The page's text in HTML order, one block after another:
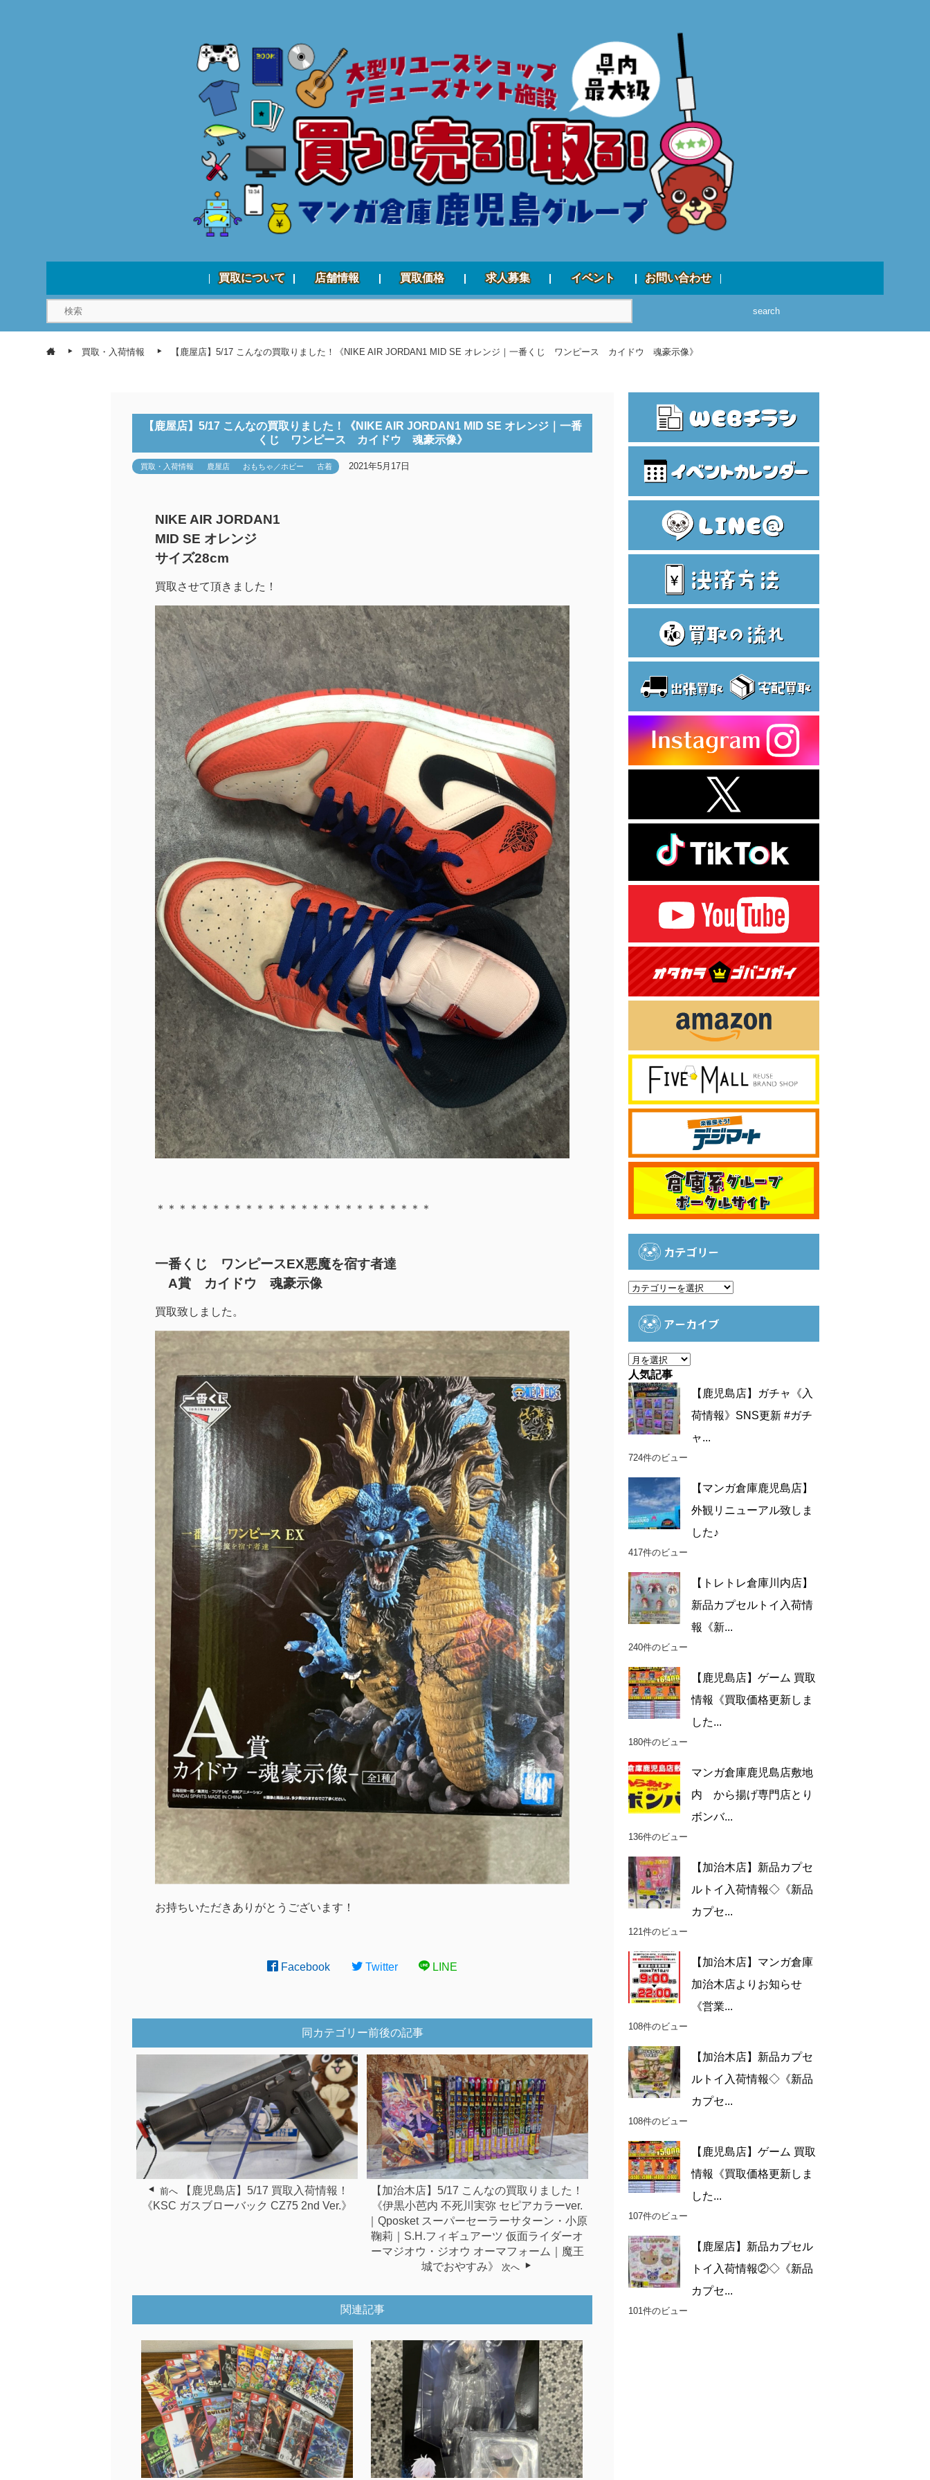
買取について 店舗情報 買取価格 求人募集 イベント お問い合わせ
search
買取・入荷情報 【鹿屋店】5/17 こんなの買取りました！《NIKE AIR JORDAN1 MID SE オレンジ｜一番くじ ワンピース カイドウ 魂豪示像》
【鹿屋店】5/17 こんなの買取りました！《NIKE AIR JORDAN1 MID SE オレンジ｜一番
くじ ワンピース カイドウ 魂豪示像》
買取・入荷情報 鹿屋店 おもちゃ／ホビー 古着 2021年5月17日
NIKE AIR JORDAN1
MID SE オレンジ
サイズ28cm
買取させて頂きました！
＊＊＊＊＊＊＊＊＊＊＊＊＊＊＊＊＊＊＊＊＊＊＊＊＊
一番くじ ワンピースEX悪魔を宿す者達
A賞 カイドウ 魂豪示像
買取致しました。
お持ちいただきありがとうございます！
Facebook Twitter LINE
同カテゴリー前後の記事
前へ
【鹿児島店】5/17 買取入荷情報！
《KSC ガスブローバック CZ75 2nd Ver.》
【加治木店】5/17 こんなの買取りました！
《伊黒小芭内 不死川実弥 セピアカラーver.
｜Qposket スーパーセーラーサターン・小原
鞠莉｜S.H.フィギュアーツ 仮面ライダーオ
ーマジオウ・ジオウ オーマフォーム｜魔王
城でおやすみ》
次へ
関連記事
カテゴリー
カ
アーカイブ
ア
ー
カ
イ
ブ
人気記事
【鹿児島店】ガチャ《入
荷情報》SNS更新 #ガチ
ャ...
724件のビュー
【マンガ倉庫鹿児島店】
外観リニューアル致しま
した♪
417件のビュー
【トレトレ倉庫川内店】
新品カプセルトイ入荷情
報《新...
240件のビュー
【鹿児島店】ゲーム 買取
情報《買取価格更新しま
した...
180件のビュー
マンガ倉庫鹿児島店敷地
内 から揚げ専門店とり
ボンバ...
136件のビュー
【加治木店】新品カプセ
ルトイ入荷情報◇《新品
カプセ...
121件のビュー
【加治木店】マンガ倉庫
加治木店よりお知らせ
《営業...
108件のビュー
【加治木店】新品カプセ
ルトイ入荷情報◇《新品
カプセ...
108件のビュー
【鹿児島店】ゲーム 買取
情報《買取価格更新しま
した...
107件のビュー
【鹿屋店】新品カプセル
トイ入荷情報②◇《新品
カプセ...
101件のビュー